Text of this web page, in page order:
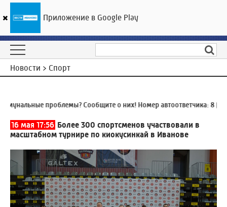
ГТРК «Ивтелерадио»
Новости > Спорт
проблемы? Сообщите о них! Номер автоответчика:8
16 мая 17:56 Более 300 спортсменов участвовали в
масштабном турнире по киокусинкай в Иванове
Приложение в Google Play